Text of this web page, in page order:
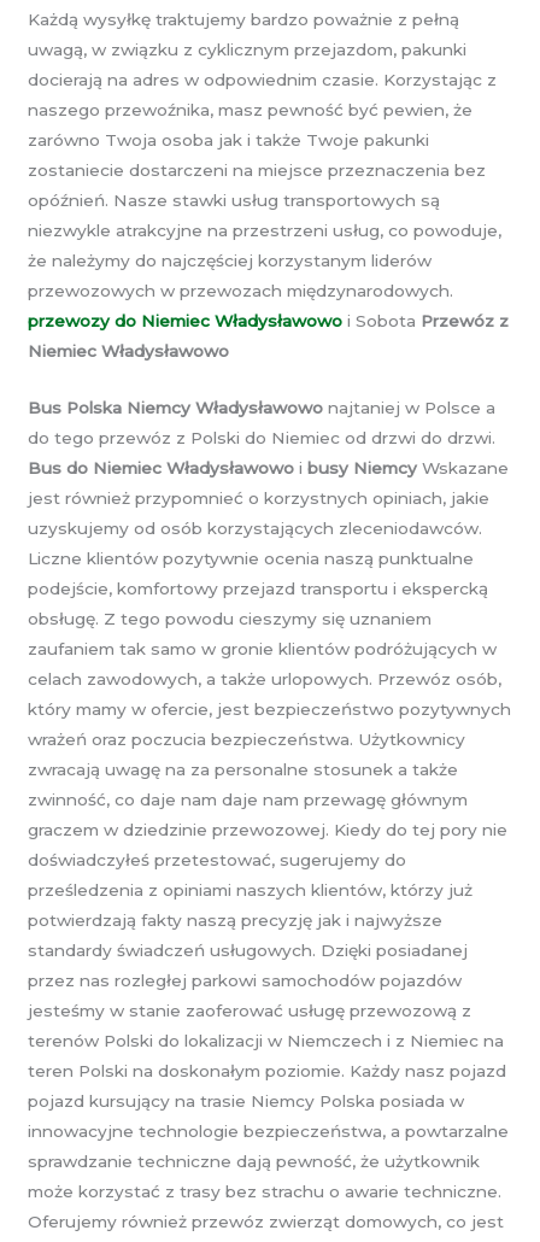
Każdą wysyłkę traktujemy bardzo poważnie z pełną
uwagą, w związku z cyklicznym przejazdom, pakunki
docierają na adres w odpowiednim czasie. Korzystając z
naszego przewoźnika, masz pewność być pewien, że
zarówno Twoja osoba jak i także Twoje pakunki
zostaniecie dostarczeni na miejsce przeznaczenia bez
opóźnień. Nasze stawki usług transportowych są
niezwykle atrakcyjne na przestrzeni usług, co powoduje,
że należymy do najczęściej korzystanym liderów
przewozowych w przewozach międzynarodowych.
przewozy do Niemiec Władysławowo i Sobota Przewóz z
Niemiec Władysławowo
Bus Polska Niemcy Władysławowo najtaniej w Polsce a
do tego przewóz z Polski do Niemiec od drzwi do drzwi.
Bus do Niemiec Władysławowo i busy Niemcy Wskazane
jest również przypomnieć o korzystnych opiniach, jakie
uzyskujemy od osób korzystających zleceniodawców.
Liczne klientów pozytywnie ocenia naszą punktualne
podejście, komfortowy przejazd transportu i ekspercką
obsługę. Z tego powodu cieszymy się uznaniem
zaufaniem tak samo w gronie klientów podróżujących w
celach zawodowych, a także urlopowych. Przewóz osób,
który mamy w ofercie, jest bezpieczeństwo pozytywnych
wrażeń oraz poczucia bezpieczeństwa. Użytkownicy
zwracają uwagę na za personalne stosunek a także
zwinność, co daje nam daje nam przewagę głównym
graczem w dziedzinie przewozowej. Kiedy do tej pory nie
doświadczyłeś przetestować, sugerujemy do
prześledzenia z opiniami naszych klientów, którzy już
potwierdzają fakty naszą precyzję jak i najwyższe
standardy świadczeń usługowych. Dzięki posiadanej
przez nas rozległej parkowi samochodów pojazdów
jesteśmy w stanie zaoferować usługę przewozową z
terenów Polski do lokalizacji w Niemczech i z Niemiec na
teren Polski na doskonałym poziomie. Każdy nasz pojazd
pojazd kursujący na trasie Niemcy Polska posiada w
innowacyjne technologie bezpieczeństwa, a powtarzalne
sprawdzanie techniczne dają pewność, że użytkownik
może korzystać z trasy bez strachu o awarie techniczne.
Oferujemy również przewóz zwierząt domowych, co jest